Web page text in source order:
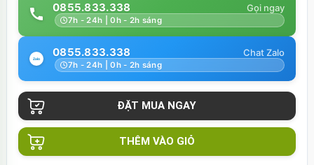
0855.833.338
7h - 24h | 0h - 2h sáng
0855.833.338
7h - 24h | 0h - 2h sáng
THÊM VÀO GIỎ